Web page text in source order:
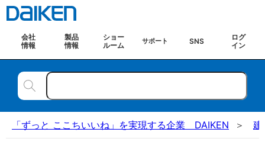
会社
情報
製品
情報
ショー
ルーム
サポート SNS
ログ
イン
「ずっと ここちいいね」を実現する企業 DAIKEN 建